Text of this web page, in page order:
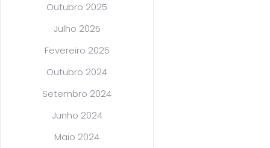
Outubro 2025
Julho 2025
Fevereiro 2025
Outubro 2024
Setembro 2024
Junho 2024
Maio 2024